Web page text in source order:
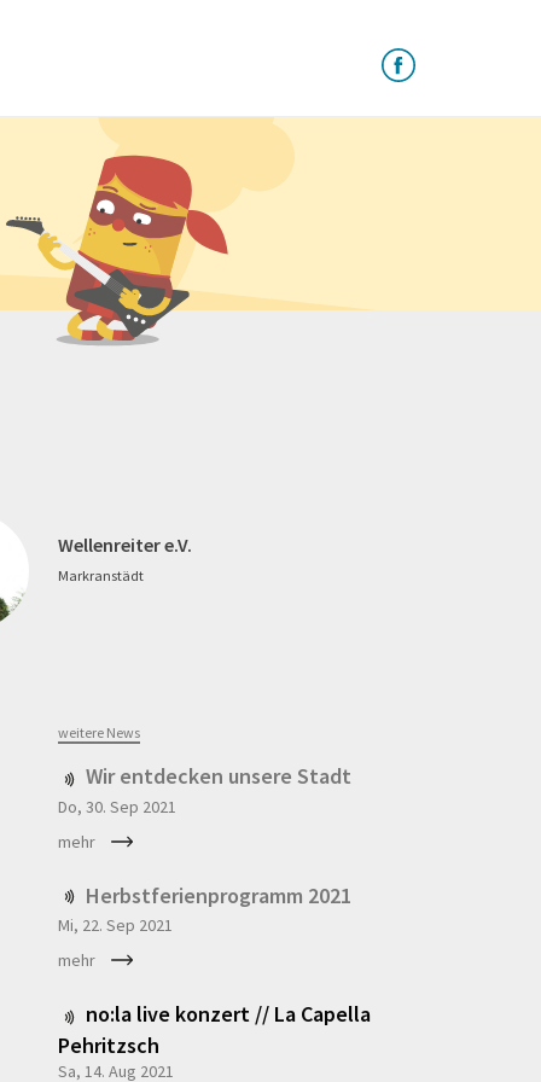
Wellenreiter e.V.
Markranstädt
weitere News
Wir entdecken unsere Stadt
Do, 30. Sep 2021
mehr
Herbstferienprogramm 2021
Mi, 22. Sep 2021
mehr
no:la live konzert // La Capella
Pehritzsch
Sa, 14. Aug 2021